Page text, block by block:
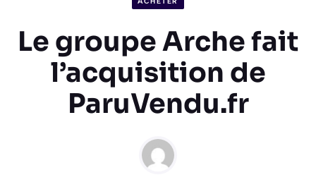
Le groupe Arche fait
l’acquisition de
ParuVendu.fr